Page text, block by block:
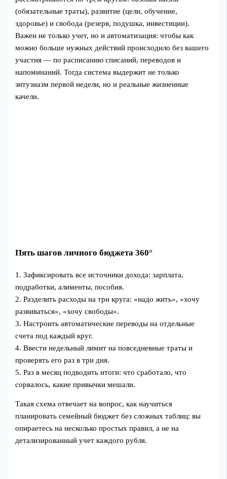
(обязательные траты), развитие (цели, обучение,
здоровье) и свобода (резерв, подушка, инвестиции).
Важен не только учет, но и автоматизация: чтобы как
можно больше нужных действий происходило без вашего
участия — по расписанию списаний, переводов и
напоминаний. Тогда система выдержит не только
энтузиазм первой недели, но и реальные жизненные
качели.
Пять шагов личного бюджета 360°
1. Зафиксировать все источники дохода: зарплата,
подработки, алименты, пособия.
2. Разделить расходы на три круга: «надо жить», «хочу
развиваться», «хочу свободы».
3. Настроить автоматические переводы на отдельные
счета под каждый круг.
4. Ввести недельный лимит на повседневные траты и
проверять его раз в три дня.
5. Раз в месяц подводить итоги: что сработало, что
сорвалось, какие привычки мешали.
Такая схема отвечает на вопрос, как научиться
планировать семейный бюджет без сложных таблиц: вы
опираетесь на несколько простых правил, а не на
детализированный учет каждого рубля.